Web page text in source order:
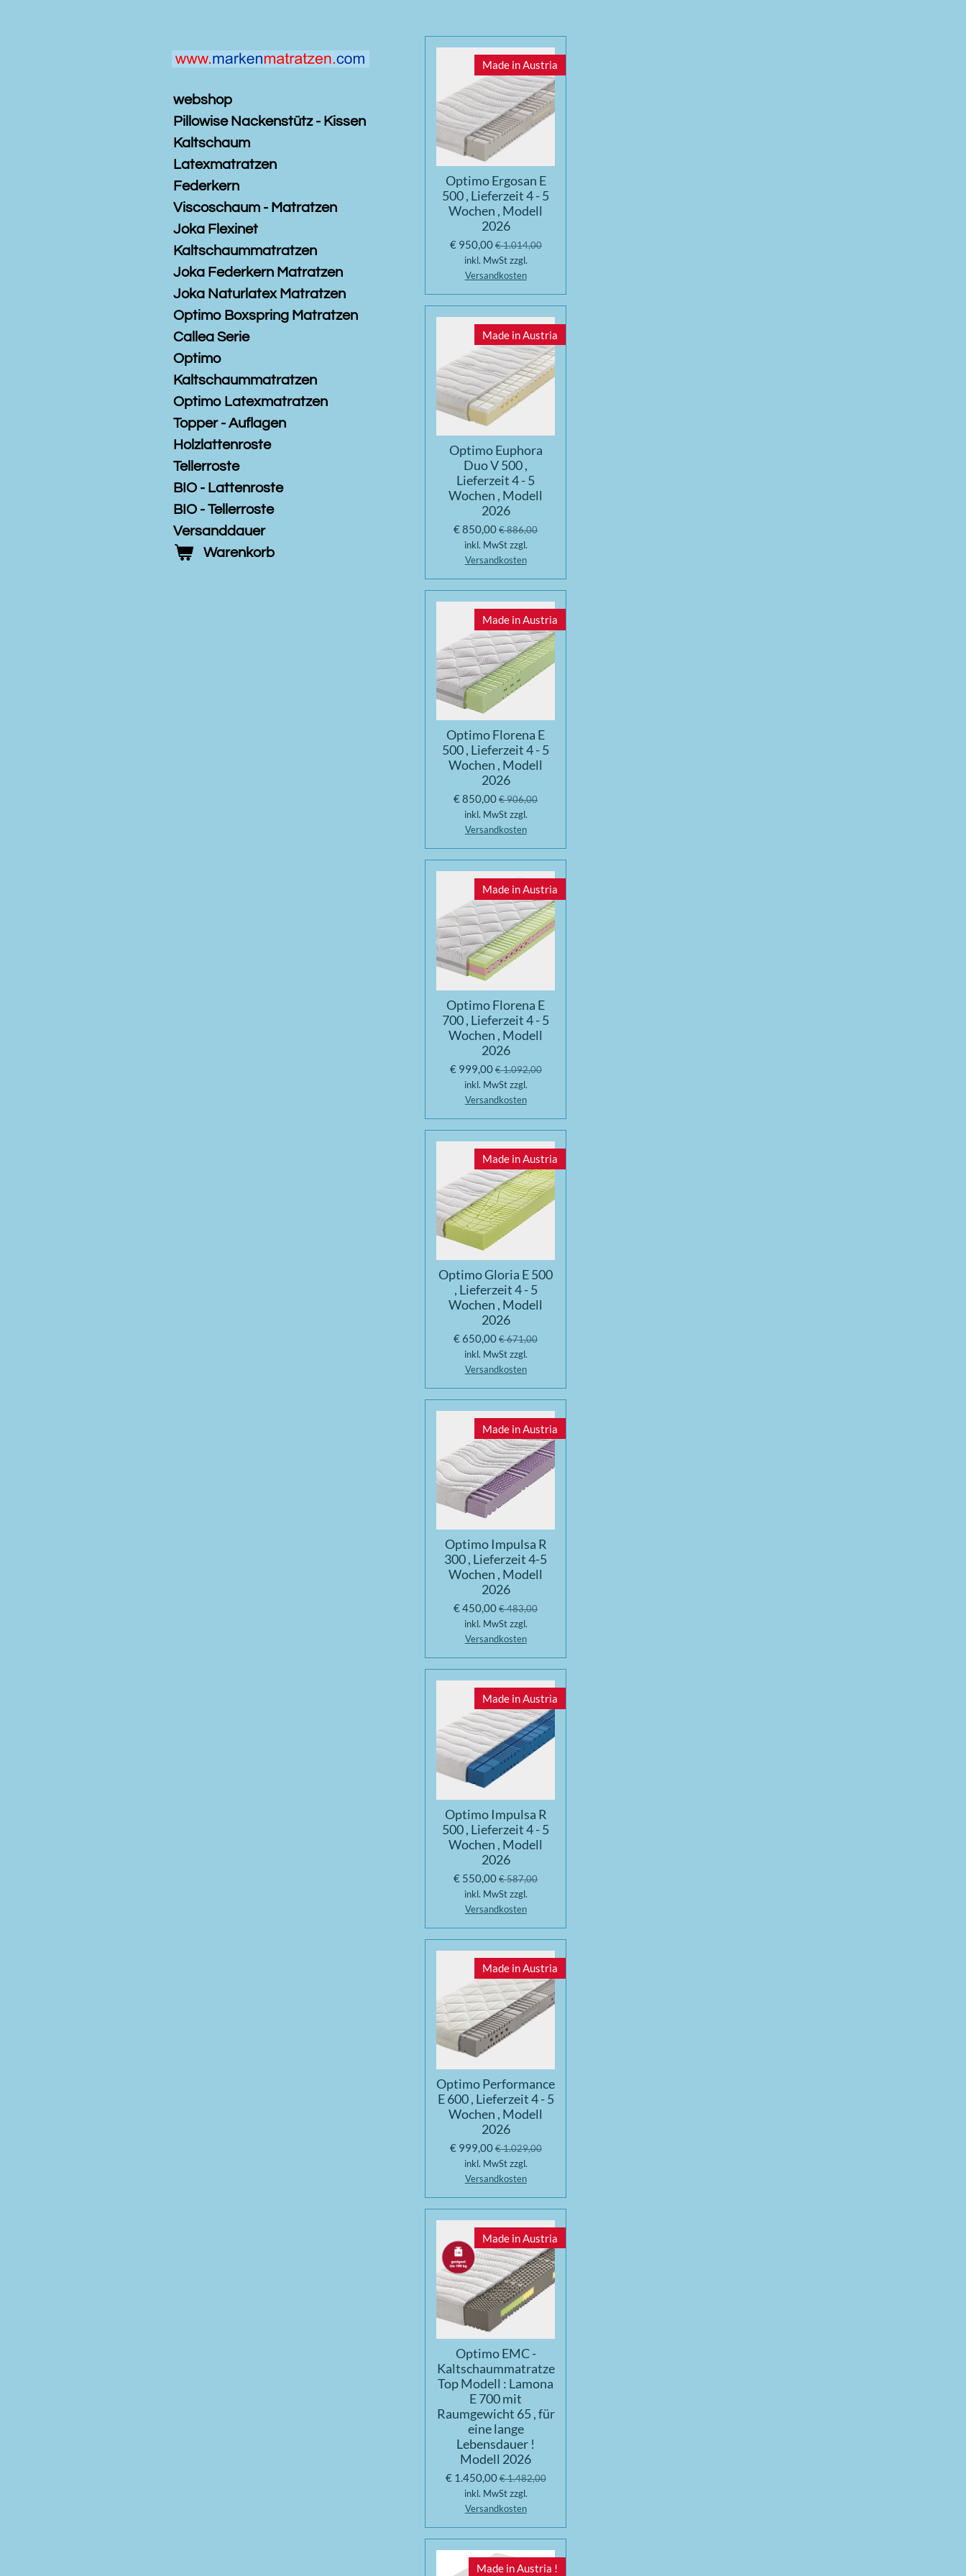
Made in Austria
Optimo Ergosan E
500 , Lieferzeit 4 - 5
Wochen , Modell
2026
€ 950,00€ 1.014,00
inkl. MwSt zzgl.
Versandkosten
Made in Austria
Optimo Euphora
Duo V 500 ,
Lieferzeit 4 - 5
Wochen , Modell
2026
€ 850,00 € 886,00
inkl. MwSt zzgl.
Versandkosten
Made in Austria
Optimo Florena E
500 , Lieferzeit 4 - 5
Wochen , Modell
2026
€ 850,00 € 906,00
inkl. MwSt zzgl.
Versandkosten
Made in Austria
Optimo Florena E
700 , Lieferzeit 4 - 5
Wochen , Modell
2026
€ 999,00€ 1.092,00
inkl. MwSt zzgl.
Versandkosten
Made in Austria
Optimo Gloria E 500
, Lieferzeit 4 - 5
Wochen , Modell
2026
€ 650,00 € 671,00
inkl. MwSt zzgl.
Versandkosten
Made in Austria
Optimo Impulsa R
300 , Lieferzeit 4-5
Wochen , Modell
2026
€ 450,00 € 483,00
inkl. MwSt zzgl.
Versandkosten
Made in Austria
Optimo Impulsa R
500 , Lieferzeit 4 - 5
Wochen , Modell
2026
€ 550,00 € 587,00
inkl. MwSt zzgl.
Versandkosten
Made in Austria
Optimo Performance
E 600 , Lieferzeit 4 - 5
Wochen , Modell
2026
€ 999,00€ 1.029,00
inkl. MwSt zzgl.
Versandkosten
Made in Austria
Optimo EMC -
Kaltschaummatratze
Top Modell : Lamona
E 700 mit
Raumgewicht 65 , für
eine lange
Lebensdauer !
Modell 2026
€ 1.450,00€ 1.482,00
inkl. MwSt zzgl.
Versandkosten
Made in Austria !
webshop
Pillowise Nackenstütz - Kissen
Kaltschaum
Latexmatratzen
Federkern
Viscoschaum - Matratzen
Joka Flexinet
Kaltschaummatratzen
Joka Federkern Matratzen
Joka Naturlatex Matratzen
Optimo Boxspring Matratzen
Callea Serie
Optimo
Kaltschaummatratzen
Optimo Latexmatratzen
Topper - Auflagen
Holzlattenroste
Tellerroste
BIO - Lattenroste
BIO - Tellerroste
Versanddauer
Warenkorb